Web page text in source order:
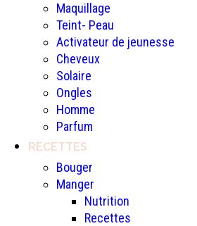
Maquillage
Teint- Peau
Activateur de jeunesse
Cheveux
Solaire
Ongles
Homme
Parfum
RECETTES
Bouger
Manger
Nutrition
Recettes